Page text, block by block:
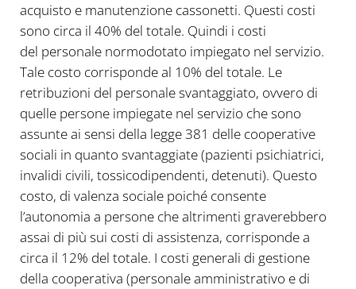
acquisto e manutenzione cassonetti. Questi costi
sono circa il 40% del totale. Quindi i costi
del personale normodotato impiegato nel servizio.
Tale costo corrisponde al 10% del totale. Le
retribuzioni del personale svantaggiato, ovvero di
quelle persone impiegate nel servizio che sono
assunte ai sensi della legge 381 delle cooperative
sociali in quanto svantaggiate (pazienti psichiatrici,
invalidi civili, tossicodipendenti, detenuti). Questo
costo, di valenza sociale poiché consente
l’autonomia a persone che altrimenti graverebbero
assai di più sui costi di assistenza, corrisponde a
circa il 12% del totale. I costi generali di gestione
della cooperativa (personale amministrativo e di